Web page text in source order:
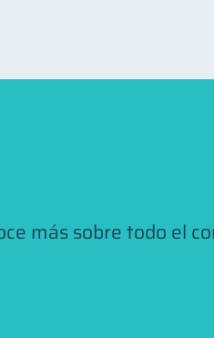
más sobre todo el